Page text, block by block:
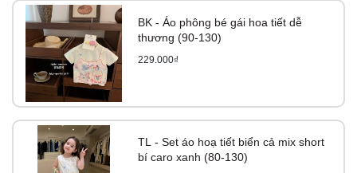
BK - Áo phông bé gái hoa tiết dễ
thương (90-130)
229.000₫
TL - Set áo hoạ tiết biển cả mix short
bí caro xanh (80-130)